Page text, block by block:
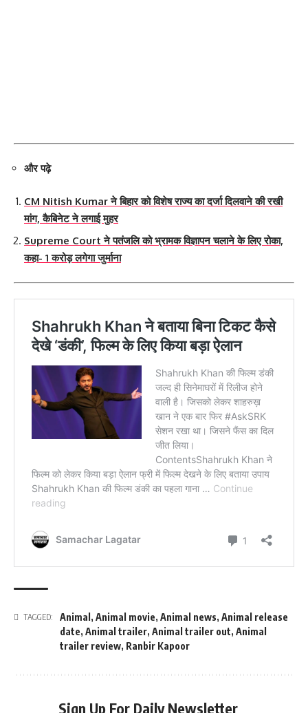
और पढ़े
CM Nitish Kumar ने बिहार को विशेष राज्य का दर्जा दिलवाने की रखी
मांग, कैबिनेट ने लगाई मुहर
Supreme Court ने पतंजलि को भ्रामक विज्ञापन चलाने के लिए रोका,
कहा- 1 करोड़ लगेगा जुर्माना
TAGGED: Animal , Animal movie, Animal news, Animal release
date, Animal trailer, Animal trailer out, Animal
trailer review, Ranbir Kapoor
Sign Up For Daily Newsletter